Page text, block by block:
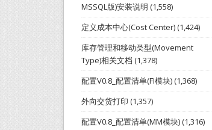
MSSQL版)安装说明 (1,558)
定义成本中心(Cost Center)(1,424)
库存管理和移动类型(Movement
Type)相关文档 (1,378)
配置V0.8_配置清单(FI模块)(1,368)
外向交货打印 (1,357)
配置V0.8_配置清单(MM模块)(1,316)